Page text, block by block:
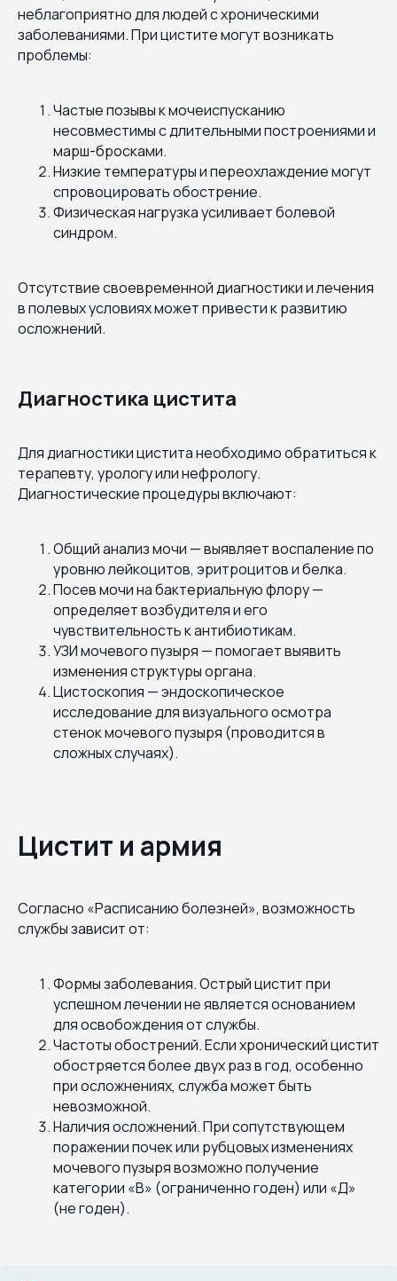
неблагоприятно для людей с хроническими
заболеваниями. При цистите могут возникать
проблемы:
Частые позывы к мочеиспусканию
несовместимы с длительными построениями и
марш-бросками.
Низкие температуры и переохлаждение могут
спровоцировать обострение.
Физическая нагрузка усиливает болевой
синдром.
Отсутствие своевременной диагностики и лечения
в полевых условиях может привести к развитию
осложнений.
Диагностика цистита
Для диагностики цистита необходимо обратиться к
терапевту, урологу или нефрологу.
Диагностические процедуры включают:
Общий анализ мочи — выявляет воспаление по
уровню лейкоцитов, эритроцитов и белка.
Посев мочи на бактериальную флору —
определяет возбудителя и его
чувствительность к антибиотикам.
УЗИ мочевого пузыря — помогает выявить
изменения структуры органа.
Цистоскопия — эндоскопическое
исследование для визуального осмотра
стенок мочевого пузыря (проводится в
сложных случаях).
Цистит и армия
Согласно «Расписанию болезней», возможность
службы зависит от:
Формы заболевания. Острый цистит при
успешном лечении не является основанием
для освобождения от службы.
Частоты обострений. Если хронический цистит
обостряется более двух раз в год, особенно
при осложнениях, служба может быть
невозможной.
Наличия осложнений. При сопутствующем
поражении почек или рубцовых изменениях
мочевого пузыря возможно получение
категории «В» (ограниченно годен) или «Д»
(не годен).